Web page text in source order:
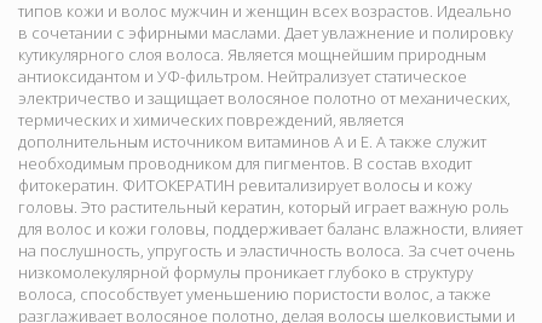
типов кожи и волос мужчин и женщин всех возрастов. Идеально
в сочетании с эфирными маслами. Дает увлажнение и полировку
кутикулярного слоя волоса. Является мощнейшим природным
антиоксидантом и УФ-фильтром. Нейтрализует статическое
электричество и защищает волосяное полотно от механических,
термических и химических повреждений, является
дополнительным источником витаминов А и Е. А также служит
необходимым проводником для пигментов. В состав входит
фитокератин. ФИТОКЕРАТИН ревитализирует волосы и кожу
головы. Это растительный кератин, который играет важную роль
для волос и кожи головы, поддерживает баланс влажности, влияет
на послушность, упругость и эластичность волоса. За счет очень
низкомолекулярной формулы проникает глубоко в структуру
волоса, способствует уменьшению пористости волос, а также
разглаживает волосяное полотно, делая волосы шелковистыми и